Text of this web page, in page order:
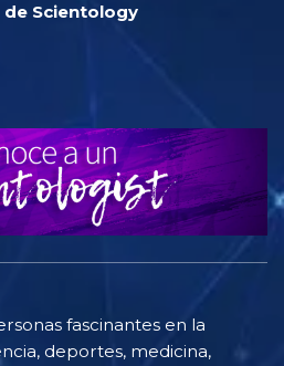
de Scientology
fascinantes en la
deportes, medicina,